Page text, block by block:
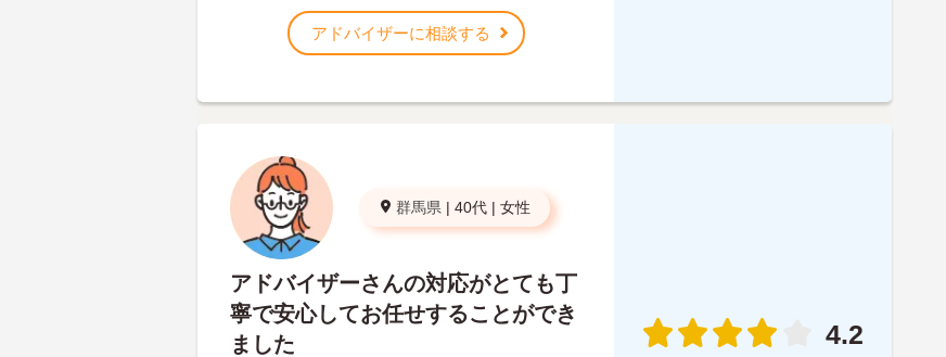
アドバイザーに相談する
群馬県 | 40代 | 女性
アドバイザーさんの対応がとても丁
寧で安心してお任せすることができ
ました
4.2